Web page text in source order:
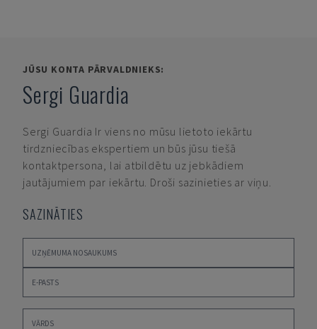
JŪSU KONTA PĀRVALDNIEKS:
Sergi Guardia
Sergi Guardia Ir viens no mūsu lietoto iekārtu
tirdzniecības ekspertiem un būs jūsu tiešā
kontaktpersona, lai atbildētu uz jebkādiem
jautājumiem par iekārtu. Droši sazinieties ar viņu.
SAZINĀTIES